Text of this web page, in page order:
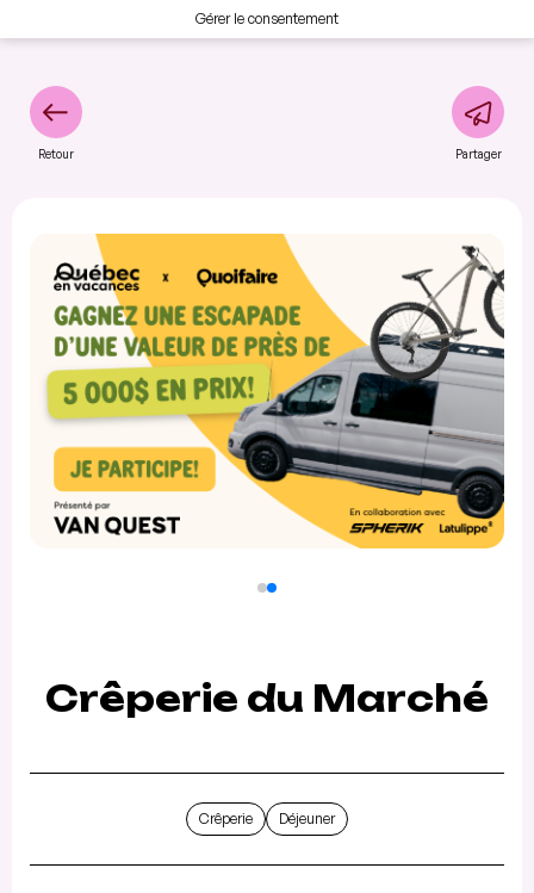
Gérer le consentement
Retour Partager
Crêperie du Marché
Crêperie Déjeuner